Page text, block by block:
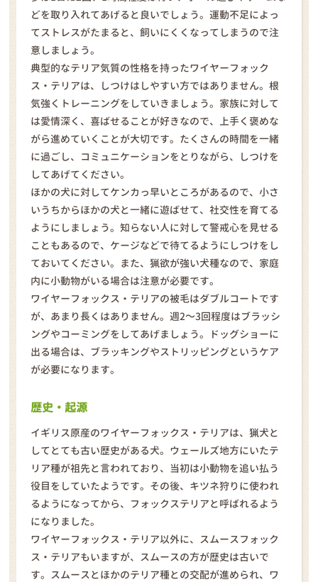
どを取り入れてあげると良いでしょう。運動不足によっ
てストレスがたまると、飼いにくくなってしまうので注
意しましょう。
典型的なテリア気質の性格を持ったワイヤーフォック
ス・テリアは、しつけはしやすい方ではありません。根
気強くトレーニングをしていきましょう。家族に対して
は愛情深く、喜ばせることが好きなので、上手く褒めな
がら進めていくことが大切です。たくさんの時間を一緒
に過ごし、コミュニケーションをとりながら、しつけを
してあげてください。
ほかの犬に対してケンカっ早いところがあるので、小さ
いうちからほかの犬と一緒に遊ばせて、社交性を育てる
ようにしましょう。知らない人に対して警戒心を見せる
こともあるので、ケージなどで待てるようにしつけをし
ておいてください。また、猟欲が強い犬種なので、家庭
内に小動物がいる場合は注意が必要です。
ワイヤーフォックス・テリアの被毛はダブルコートです
が、あまり長くはありません。週2～3回程度はブラッシ
ングやコーミングをしてあげましょう。ドッグショーに
出る場合は、ブラッキングやストリッピングというケア
が必要になります。
歴史・起源
イギリス原産のワイヤーフォックス・テリアは、猟犬と
してとても古い歴史がある犬。ウェールズ地方にいたテ
リア種が祖先と言われており、当初は小動物を追い払う
役目をしていたようです。その後、キツネ狩りに使われ
るようになってから、フォックステリアと呼ばれるよう
になりました。
ワイヤーフォックス・テリア以外に、スムースフォック
ス・テリアもいますが、スムースの方が歴史は古いで
す。スムースとほかのテリア種との交配が進められ、ワ